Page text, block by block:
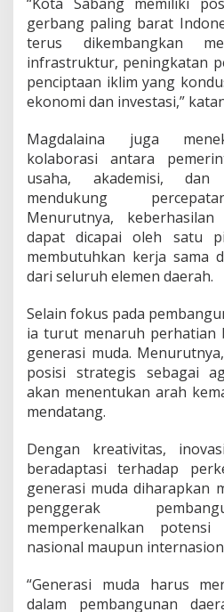
“Kota Sabang memiliki
gerbang paling barat
terus dikembangkan
infrastruktur, peningkatan
penciptaan iklim yang
ekonomi dan investasi,”
Magdalaina juga
kolaborasi antara
usaha, akademisi, dan
mendukung
Menurutnya,
dapat dicapai oleh satu
membutuhkan kerja sama
dari seluruh elemen daerah.
Selain fokus pada
ia turut menaruh perhatian
generasi muda.
posisi strategis sebagai
akan menentukan arah
mendatang.
Dengan kreativitas,
beradaptasi terhadap
generasi muda diharapkan
penggerak
memperkenalkan
nasional maupun
“Generasi muda harus
dalam pembangunan